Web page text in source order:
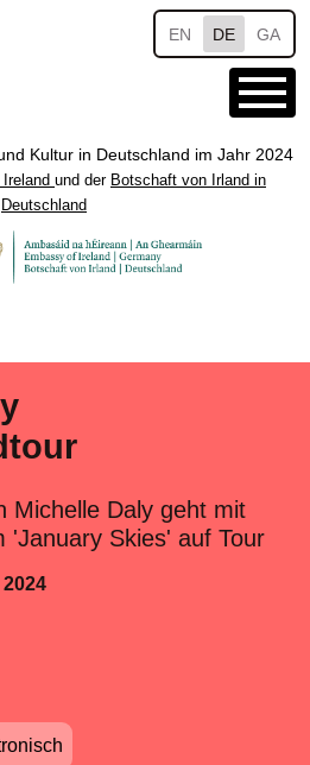
EN DE GA
Kultur in Deutschland im Jahr 2024
und der Botschaft von Irland in
Deutschland
Michelle Daly geht mit
'January Skies' auf Tour